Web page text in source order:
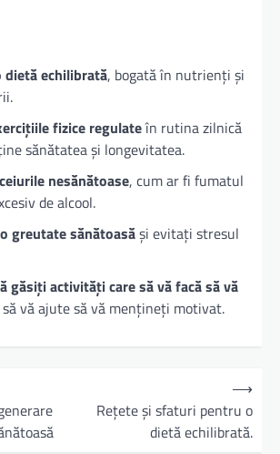
echilibrată, bogată în nutrienți și
fizice regulateîn rutina zilnică
sănătatea și longevitatea.
nesănătoase, cum ar fi fumatul
de alcool.
greutate sănătoasăși evitați stresul
găsiți activități care să vă facă să vă
vă ajute să vă mențineți motivat.
Rețete și sfaturi pentru o
dietă echilibrată.
⟶